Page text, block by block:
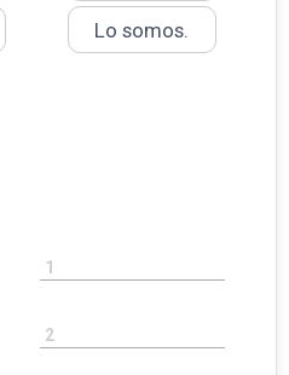
Lo somos.
1
2